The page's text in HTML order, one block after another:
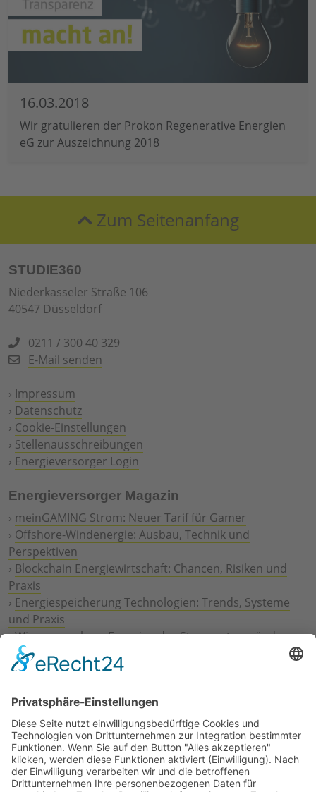
16.03.2018
Wir gratulieren der Prokon Regenerative Energien
eG zur Auszeichnung 2018
Zum Seitenanfang
STUDIE360
Niederkasseler Straße 106
40547 Düsseldorf
0211 / 300 40 329
E-Mail senden
› Impressum
› Datenschutz
› Cookie-Einstellungen
› Stellenausschreibungen
› Energieversorger Login
Energieversorger Magazin
› meinGAMING Strom: Neuer Tarif für Gamer
› Offshore-Windenergie: Ausbau, Technik und
Perspektiven
› Blockchain Energiewirtschaft: Chancen, Risiken und
Praxis
› Energiespeicherung Technologien: Trends, Systeme
und Praxis
›Wie erneuerbare Energien das Stromnetz verändern
Digitalisierung Energiewirtschaft: Effizienz, Netze und
Prozesse
Geschäftsmodelle
›Vorstandswechsel Westenergie: Böddeling übernimmt
befristet
›Wasserstoff-Hochlauf: Dialog, Infrastruktur und
konkrete Schritte
›Solaranlage Regenbogenfarben: FC St. Pauli und